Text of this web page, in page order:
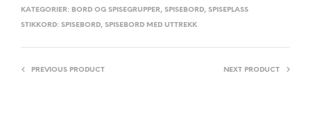
KATEGORIER: BORD OG SPISEGRUPPER, SPISEBORD, SPISEPLASS
STIKKORD: SPISEBORD, SPISEBORD MED UTTREKK
PREVIOUS PRODUCT NEXT PRODUCT